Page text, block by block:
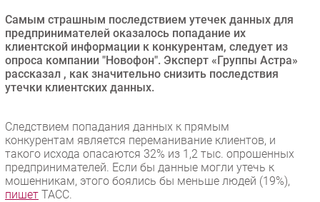
Рынок ПК
Маркетинг
Торговые сети
Оборудование
Outsourcing
Кадры
Регулирование
Финансы
Самым страшным последствием утечек данных для
предпринимателей оказалось попадание их
клиентской информации к конкурентам, следует из
опроса компании "Новофон". Эксперт «Группы Астра»
рассказал , как значительно снизить последствия
утечки клиентских данных.
Следствием попадания данных к прямым
конкурентам является переманивание клиентов, и
такого исхода опасаются 32% из 1,2 тыс. опрошенных
предпринимателей. Если бы данные могли утечь к
мошенникам, этого боялись бы меньше людей (19%),
пишет ТАСС.